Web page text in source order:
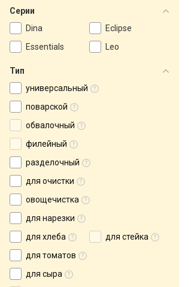
Серии
Dina
Eclipse
Essentials
Leo
Тип
универсальный
поварской
обвалочный
филейный
разделочный
для очистки
овощечистка
для нарезки
для хлеба
для стейка
для томатов
для сыра